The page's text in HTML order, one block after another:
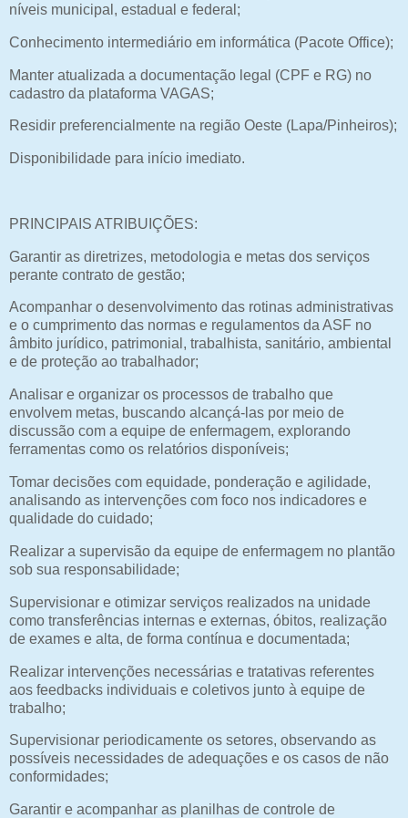
níveis municipal, estadual e federal;
Conhecimento intermediário em informática (Pacote Office);
Manter atualizada a documentação legal (CPF e RG) no
cadastro da plataforma VAGAS;
Residir preferencialmente na região Oeste (Lapa/Pinheiros);
Disponibilidade para início imediato.
PRINCIPAIS ATRIBUIÇÕES:
Garantir as diretrizes, metodologia e metas dos serviços
perante contrato de gestão;
Acompanhar o desenvolvimento das rotinas administrativas
e o cumprimento das normas e regulamentos da ASF no
âmbito jurídico, patrimonial, trabalhista, sanitário, ambiental
e de proteção ao trabalhador;
Analisar e organizar os processos de trabalho que
envolvem metas, buscando alcançá-las por meio de
discussão com a equipe de enfermagem, explorando
ferramentas como os relatórios disponíveis;
Tomar decisões com equidade, ponderação e agilidade,
analisando as intervenções com foco nos indicadores e
qualidade do cuidado;
Realizar a supervisão da equipe de enfermagem no plantão
sob sua responsabilidade;
Supervisionar e otimizar serviços realizados na unidade
como transferências internas e externas, óbitos, realização
de exames e alta, de forma contínua e documentada;
Realizar intervenções necessárias e tratativas referentes
aos feedbacks individuais e coletivos junto à equipe de
trabalho;
Supervisionar periodicamente os setores, observando as
possíveis necessidades de adequações e os casos de não
conformidades;
Garantir e acompanhar as planilhas de controle de